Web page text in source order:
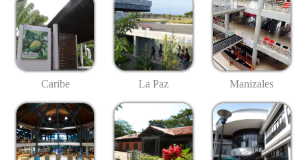
Caribe La Paz Manizales